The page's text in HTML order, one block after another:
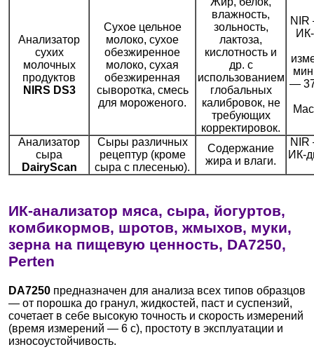
Анализатор
сухих
молочных
продуктов
NIRS DS3
Сухое цельное
молоко, сухое
обезжиренное
молоко, сухая
обезжиренная
сыворотка, смесь
для мороженого.
влажность,
зольность,
лактоза,
кислотность и
др. с
использованием
глобальных
калибровок, не
требующих
корректировок.
—
Анализатор
сыра
DairyScan
Сыры различных
рецептур (кроме
сыра с плесенью).
Содержание
жира и влаги.
ИК-
ИК-анализатор мяса, сыра, йогуртов,
комбикормов, шротов, жмыхов, муки,
зерна на пищевую ценность, DA7250,
Perten
DA7250 предназначен для анализа всех типов образцов
— от порошка до гранул, жидкостей, паст и суспензий,
сочетает в себе высокую точность и скорость измерений
(время измерений — 6 с), простоту в эксплуатации и
износоустойчивость.